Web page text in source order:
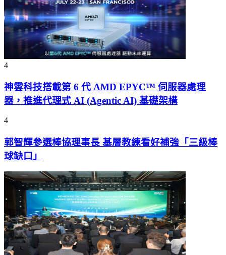
4
神雲科技搭載第 6 代 AMD EPYC™ 伺服器處理
器，推進代理式 AI (Agentic AI) 基礎架構
4
郭智輝參選棒協理事長 基層教練看好補強「三級棒
球缺口」